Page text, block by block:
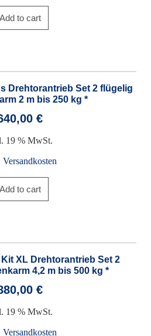
Add to cart
Drehtorantrieb Set 2 flügelig
2 m bis 250 kg *
€
19 % MwSt.
Versandkosten
Add to cart
XL Drehtorantrieb Set 2
4,2 m bis 500 kg *
€
19 % MwSt.
Versandkosten